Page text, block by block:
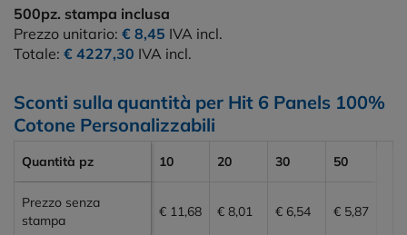
500pz. stampa inclusa
Prezzo unitario: € 8,45 IVA incl.
Totale: € 4227,30 IVA incl.
Sconti sulla quantità per Hit 6 Panels 100%
Cotone Personalizzabili
Quantità pz 10 20 30 50
Prezzo senza
stampa
€ 11,68 € 8,01 € 6,54 € 5,87